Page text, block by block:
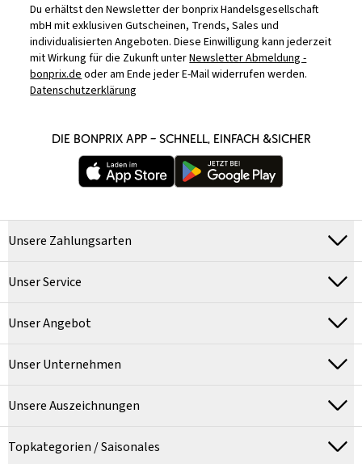
Du erhältst den Newsletter der bonprix Handelsgesellschaft
mbH mit exklusiven Gutscheinen, Trends, Sales und
individualisierten Angeboten. Diese Einwilligung kann jederzeit
mit Wirkung für die Zukunft unterNewsletter Abmeldung -
bonprix.deoder am Ende jeder E-Mail widerrufen werden.
Datenschutzerklärung
DIE BONPRIX APP – SCHNELL, EINFACH &SICHER
Unsere Zahlungsarten
Unser Service
Unser Angebot
Unser Unternehmen
Unsere Auszeichnungen
Topkategorien / Saisonales